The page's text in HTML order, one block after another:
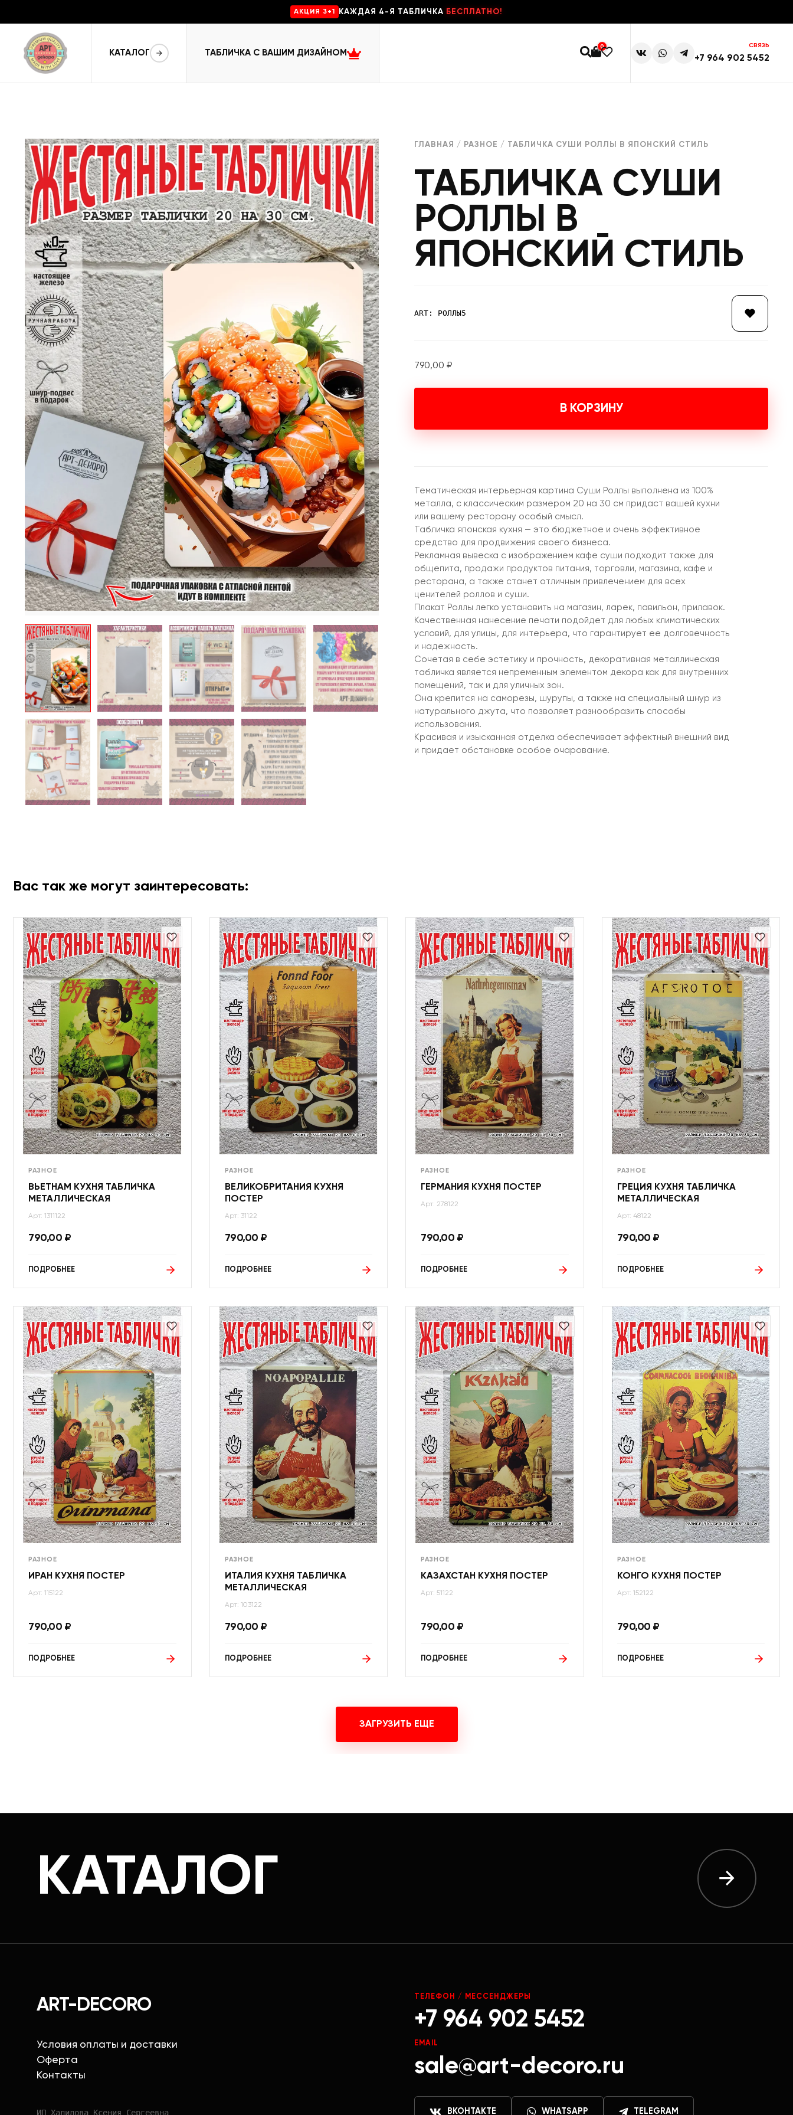
AKЦИЯ 3+1 КАЖДАЯ 4-Я ТАБЛИЧКА БЕСПЛАТНО!
КАТАЛОГ ТАБЛИЧКА С ВАШИМ ДИЗАЙНОМ
0 СВЯЗЬ
+7 964 902 5452
ГЛАВНАЯ / РАЗНОЕ / ТАБЛИЧКА СУШИ РОЛЛЫ В ЯПОНСКИЙ СТИЛЬ
ТАБЛИЧКА СУШИ
РОЛЛЫ В
ЯПОНСКИЙ СТИЛЬ
ART: РОЛЛЫ5
790,00 ₽
В КОРЗИНУ
Тематическая интерьерная картина Суши Роллы выполнена из 100%
металла, с классическим размером 20 на 30 см придаст вашей кухни
или вашему ресторану особый смысл.
Табличка японская кухня — это бюджетное и очень эффективное
средство для продвижения своего бизнеса.
Рекламная вывеска с изображением кафе суши подходит также для
общепита, продажи продуктов питания, торговли, магазина, кафе и
ресторана, а также станет отличным привлечением для всех
ценителей роллов и суши.
Плакат Роллы легко установить на магазин, ларек, павильон, прилавок.
Качественная нанесение печати подойдет для любых климатических
условий, для улицы, для интерьера, что гарантирует ее долговечность
и надежность.
Сочетая в себе эстетику и прочность, декоративная металлическая
табличка является непременным элементом декора как для внутренних
помещений, так и для уличных зон.
Она крепится на саморезы, шурупы, а также на специальный шнур из
натурального джута, что позволяет разнообразить способы
использования.
Красивая и изысканная отделка обеспечивает эффектный внешний вид
и придает обстановке особое очарование.
Вас так же могут заинтересовать:
РАЗНОЕ
ВЬЕТНАМ КУХНЯ ТАБЛИЧКА
МЕТАЛЛИЧЕСКАЯ
Арт: 1311122
790,00 ₽
ПОДРОБНЕЕ
РАЗНОЕ
ВЕЛИКОБРИТАНИЯ КУХНЯ
ПОСТЕР
Арт: 31122
790,00 ₽
ПОДРОБНЕЕ
РАЗНОЕ
ГЕРМАНИЯ КУХНЯ ПОСТЕР
Арт: 278122
790,00 ₽
ПОДРОБНЕЕ
РАЗНОЕ
ГРЕЦИЯ КУХНЯ ТАБЛИЧКА
МЕТАЛЛИЧЕСКАЯ
Арт: 48122
790,00 ₽
ПОДРОБНЕЕ
РАЗНОЕ
ИРАН КУХНЯ ПОСТЕР
Арт: 115122
790,00 ₽
ПОДРОБНЕЕ
РАЗНОЕ
ИТАЛИЯ КУХНЯ ТАБЛИЧКА
МЕТАЛЛИЧЕСКАЯ
Арт: 103122
790,00 ₽
ПОДРОБНЕЕ
РАЗНОЕ
КАЗАХСТАН КУХНЯ ПОСТЕР
Арт: 51122
790,00 ₽
ПОДРОБНЕЕ
РАЗНОЕ
КОНГО КУХНЯ ПОСТЕР
Арт: 152122
790,00 ₽
ПОДРОБНЕЕ
ЗАГРУЗИТЬ ЕЩЕ
КАТАЛОГ
ART-DECORO
Условия оплаты и доставки
Оферта
Контакты
ИП Халилова Ксения Сергеевна
ТЕЛЕФОН / МЕССЕНДЖЕРЫ
+7 964 902 5452
EMAIL
sale@art-decoro.ru
ВКОНТАКТЕ WHATSAPP TELEGRAM